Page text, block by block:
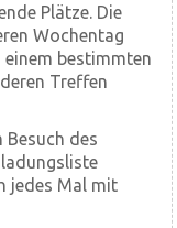
Plätze. Die
Wochentag
bestimmten
Treffen
Besuch des
jedes Mal mit